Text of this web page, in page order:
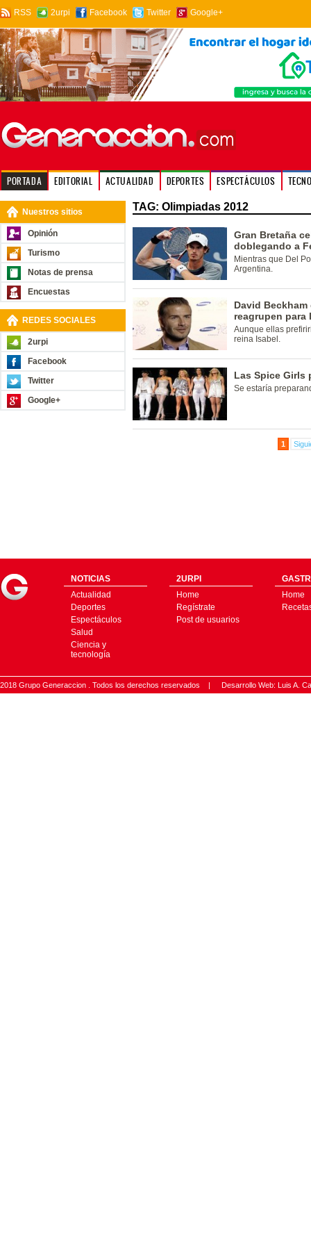
RSS 2urpi Facebook Twitter Google+
PORTADA EDITORIAL ACTUALIDAD DEPORTES ESPECTÁCULOS
Nuestros sitios
Opinión
Turismo
Notas de prensa
Encuestas
REDES SOCIALES
2urpi
Facebook
Twitter
Google+
TAG: Olimpiadas 2012
Gran Bretaña
doblegando a
Mientras que Del
Argentina.
David
reagrupen para
Aunque ellas
reina Isabel.
Las Spice Girls
Se estaría
1
NOTICIAS
Actualidad
Deportes
Espectáculos
Salud
Ciencia y
tecnología
2URPI
Home
Regístrate
Post de usuarios
Home
2018 Grupo Generaccion . Todos los derechos reservados | Desarrollo Web: Luis